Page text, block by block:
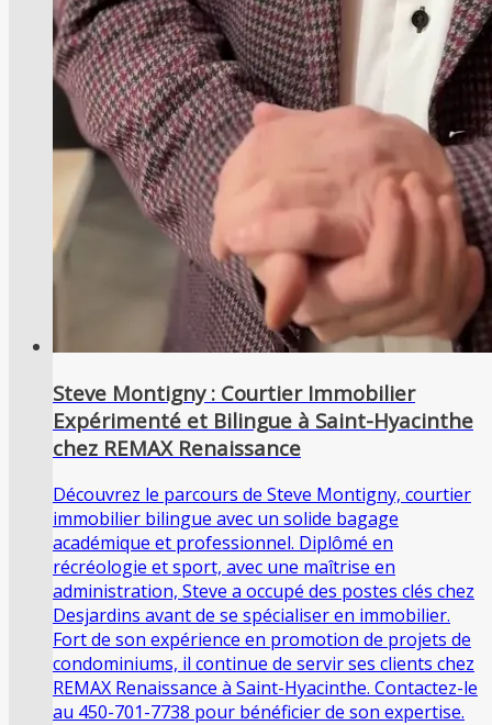
Steve Montigny : Courtier Immobilier
Expérimenté et Bilingue à Saint-Hyacinthe
chez REMAX Renaissance
Découvrez le parcours de Steve Montigny, courtier
immobilier bilingue avec un solide bagage
académique et professionnel. Diplômé en
récréologie et sport, avec une maîtrise en
administration, Steve a occupé des postes clés chez
Desjardins avant de se spécialiser en immobilier.
Fort de son expérience en promotion de projets de
condominiums, il continue de servir ses clients chez
REMAX Renaissance à Saint-Hyacinthe. Contactez-le
au 450-701-7738 pour bénéficier de son expertise.